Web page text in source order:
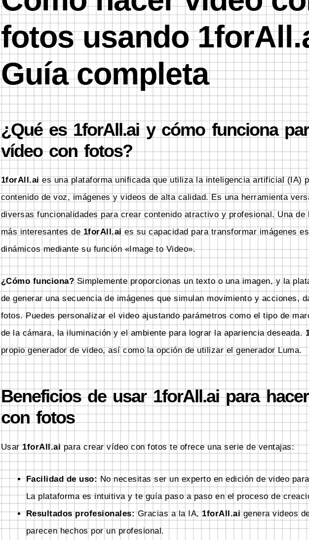
fotos usando
Guía completa
¿Qué es 1forAll.ai y cómo funciona
vídeo con fotos?
1forAll.aies una plataforma unificada que utiliza la inteligencia artificial (IA)
contenido de voz, imágenes y videos de alta calidad. Es una herramienta
diversas funcionalidades para crear contenido atractivo y profesional. Una
más interesantes de 1forAll.ai es su capacidad para transformar imágenes
dinámicos mediante su función «Image to Video».
¿Cómo funciona?Simplemente proporcionas un texto o una imagen, y la
de generar una secuencia de imágenes que simulan movimiento y acciones,
fotos. Puedes personalizar el video ajustando parámetros como el tipo de
de la cámara, la iluminación y el ambiente para lograr la apariencia deseada.
propio generador de video, así como la opción de utilizar el generador Luma.
Beneficios de usar 1forAll.ai para
con fotos
Usar1forAll.aipara crear vídeo con fotos te ofrece una serie de ventajas:
Facilidad de uso:No necesitas ser un experto en edición de video
La plataforma es intuitiva y te guía paso a paso en el proceso de
Resultados profesionales:Gracias a la IA,1forAll.aigenera videos
parecen hechos por un profesional.